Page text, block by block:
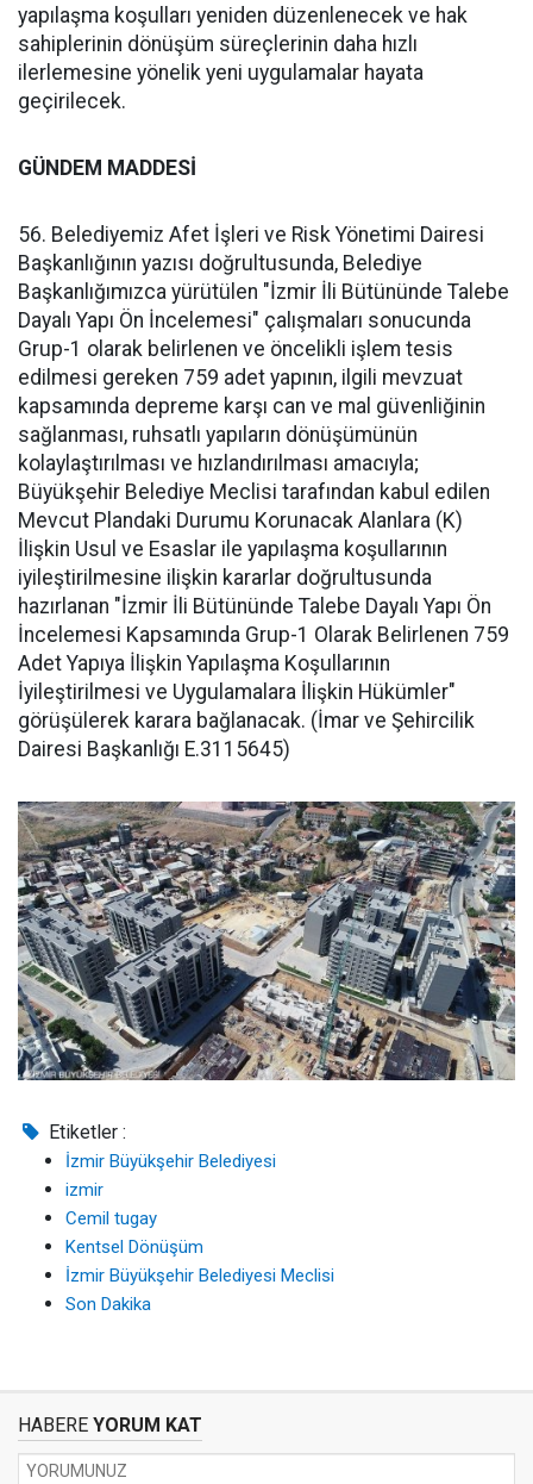
yapılaşma koşulları yeniden düzenlenecek ve hak
sahiplerinin dönüşüm süreçlerinin daha hızlı
ilerlemesine yönelik yeni uygulamalar hayata
geçirilecek.
GÜNDEM MADDESİ
56. Belediyemiz Afet İşleri ve Risk Yönetimi Dairesi
Başkanlığının yazısı doğrultusunda, Belediye
Başkanlığımızca yürütülen "İzmir İli Bütününde Talebe
Dayalı Yapı Ön İncelemesi" çalışmaları sonucunda
Grup-1 olarak belirlenen ve öncelikli işlem tesis
edilmesi gereken 759 adet yapının, ilgili mevzuat
kapsamında depreme karşı can ve mal güvenliğinin
sağlanması, ruhsatlı yapıların dönüşümünün
kolaylaştırılması ve hızlandırılması amacıyla;
Büyükşehir Belediye Meclisi tarafından kabul edilen
Mevcut Plandaki Durumu Korunacak Alanlara (K)
İlişkin Usul ve Esaslar ile yapılaşma koşullarının
iyileştirilmesine ilişkin kararlar doğrultusunda
hazırlanan "İzmir İli Bütününde Talebe Dayalı Yapı Ön
İncelemesi Kapsamında Grup-1 Olarak Belirlenen 759
Adet Yapıya İlişkin Yapılaşma Koşullarının
İyileştirilmesi ve Uygulamalara İlişkin Hükümler"
görüşülerek karara bağlanacak. (İmar ve Şehircilik
Dairesi Başkanlığı E.3115645)
Etiketler :
İzmir Büyükşehir Belediyesi
izmir
Cemil tugay
Kentsel Dönüşüm
İzmir Büyükşehir Belediyesi Meclisi
Son Dakika
HABERE YORUM KAT